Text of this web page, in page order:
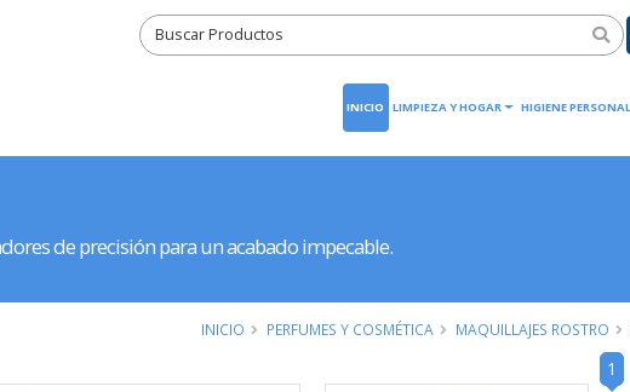
INICIO LIMPIEZA Y HOGAR HIGIENE PERSONAL
de precisión para un acabado impecable.
INICIO PERFUMES Y COSMÉTICA MAQUILLAJES ROSTRO
1